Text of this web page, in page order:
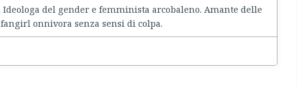
del gender e femminista arcobaleno. Amante delle
onnivora senza sensi di colpa.